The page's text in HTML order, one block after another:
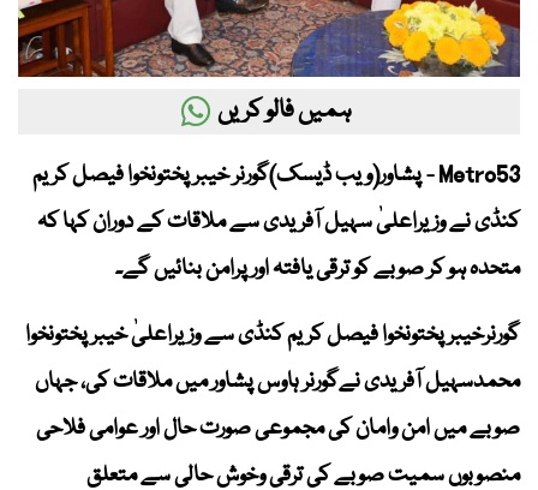
ہمیں فالو کریں
Metro53 - پشاور(ویب ڈیسک)گورنر خیبرپختونخوا فیصل کریم
کنڈی نے وزیراعلیٰ سہیل آفریدی سے ملاقات کے دوران کہا کہ
متحدہ ہو کر صوبے کو ترقی یافتہ اور پرامن بنائیں گے۔
گورنرخیبرپختونخوا فیصل کریم کنڈی سے وزیراعلیٰ خیبرپختونخوا
محمدسہیل آفریدی نےگورنر ہاوس پشاور میں ملاقات کی، جہاں
صوبے میں امن وامان کی مجموعی صورت حال اور عوامی فلاحی
منصوبوں سمیت صوبے کی ترقی وخوش حالی سے متعلق